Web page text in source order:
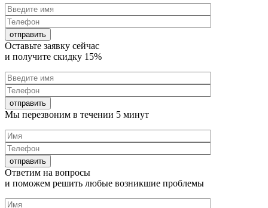
Оставьте заявку сейчас
и получите скидку 15%
Мы перезвоним в течении 5 минут
Ответим на вопросы
и поможем решить любые возникшие проблемы